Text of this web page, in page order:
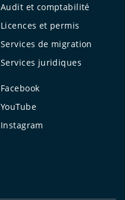
Audit et comptabilité
Licences et permis
Services de migration
Services juridiques
Facebook
YouTube
Instagram